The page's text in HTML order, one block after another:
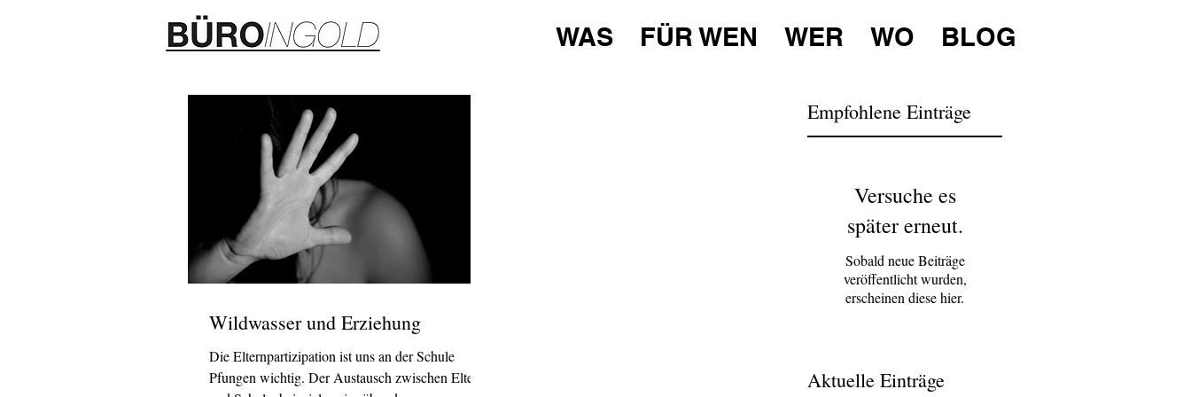
WAS FÜR WEN WER WO BLOG
Wildwasser und Erziehung
Die Elternpartizipation ist uns an der Schule
Pfungen wichtig. Der Austausch zwischen Eltern
Empfohlene Einträge
Versuche es
später erneut.
Sobald neue Beiträge
veröffentlicht wurden,
erscheinen diese hier.
Aktuelle Einträge